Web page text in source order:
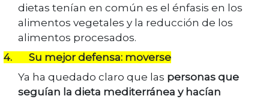
dietas tenían en común es el énfasis en los
alimentos vegetales y la reducción de los
alimentos procesados.
4.
Su mejor defensa: moverse
Ya ha quedado claro que las personas que
seguían la dieta mediterránea y hacían